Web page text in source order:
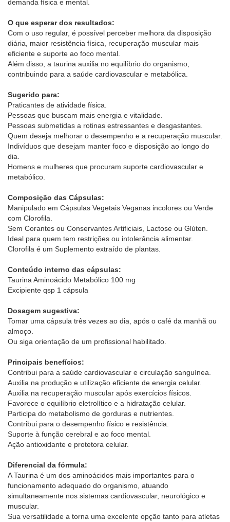
demanda física e mental.
O que esperar dos resultados:
Com o uso regular, é possível perceber melhora da disposição
diária, maior resistência física, recuperação muscular mais
eficiente e suporte ao foco mental.
Além disso, a taurina auxilia no equilíbrio do organismo,
contribuindo para a saúde cardiovascular e metabólica.
Sugerido para:
Praticantes de atividade física.
Pessoas que buscam mais energia e vitalidade.
Pessoas submetidas a rotinas estressantes e desgastantes.
Quem deseja melhorar o desempenho e a recuperação muscular.
Indivíduos que desejam manter foco e disposição ao longo do
dia.
Homens e mulheres que procuram suporte cardiovascular e
metabólico.
Composição das Cápsulas:
Manipulado em Cápsulas Vegetais Veganas incolores ou Verde
com Clorofila.
Sem Corantes ou Conservantes Artificiais, Lactose ou Glúten.
Ideal para quem tem restrições ou intolerância alimentar.
Clorofila é um Suplemento extraído de plantas.
Conteúdo interno das cápsulas:
Taurina Aminoácido Metabólico 100 mg
Excipiente qsp 1 cápsula
Dosagem sugestiva:
Tomar uma cápsula três vezes ao dia, após o café da manhã ou
almoço.
Ou siga orientação de um profissional habilitado.
Principais benefícios:
Contribui para a saúde cardiovascular e circulação sanguínea.
Auxilia na produção e utilização eficiente de energia celular.
Auxilia na recuperação muscular após exercícios físicos.
Favorece o equilíbrio eletrolítico e a hidratação celular.
Participa do metabolismo de gorduras e nutrientes.
Contribui para o desempenho físico e resistência.
Suporte à função cerebral e ao foco mental.
Ação antioxidante e protetora celular.
Diferencial da fórmula:
A Taurina é um dos aminoácidos mais importantes para o
funcionamento adequado do organismo, atuando
simultaneamente nos sistemas cardiovascular, neurológico e
muscular.
Sua versatilidade a torna uma excelente opção tanto para atletas